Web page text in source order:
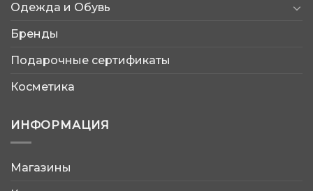
Одежда и Обувь
Бренды
Подарочные сертификаты
Косметика
ИНФОРМАЦИЯ
Магазины